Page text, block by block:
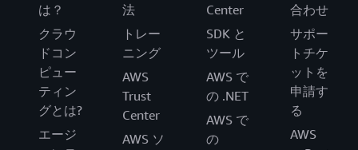
は？
クラウ
ドコン
ピュー
ティン
グとは?
エージ
法
トレー
ニング
AWS
Trust
Center
AWS ソ
Center
SDK と
ツール
AWS で
の .NET
AWS で
の
合わせ
サポー
トチケ
ットを
申請す
る
AWS